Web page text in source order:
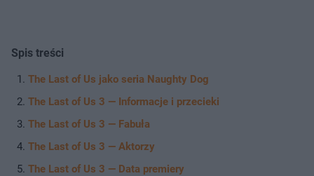
Spis treści
The Last of Us jako seria Naughty Dog
The Last of Us 3 — Informacje i przecieki
The Last of Us 3 — Fabuła
The Last of Us 3 — Aktorzy
The Last of Us 3 — Data premiery